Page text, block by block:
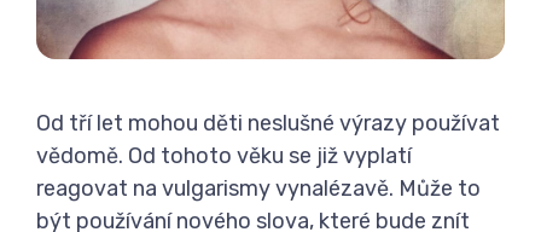
Od tří let mohou děti neslušné výrazy používat
vědomě. Od tohoto věku se již vyplatí
reagovat na vulgarismy vynalézavě. Může to
být používání nového slova, které bude znít